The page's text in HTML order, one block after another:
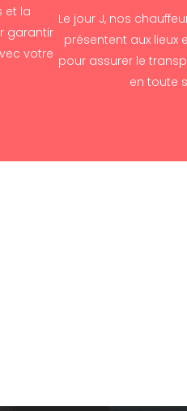
et la
garantir
votre
Le jour J, nos
présentent aux lieux
pour assurer le
en toute